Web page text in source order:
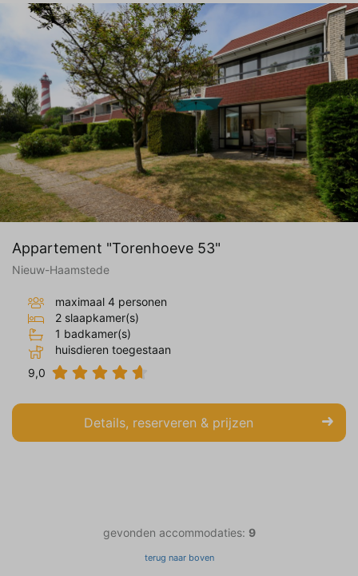
Appartement "Torenhoeve 53"
Nieuw-Haamstede
maximaal 4 personen
2 slaapkamer(s)
1 badkamer(s)
huisdieren toegestaan
9,0
Details, reserveren & prijzen
gevonden accommodaties: 9
terug naar boven